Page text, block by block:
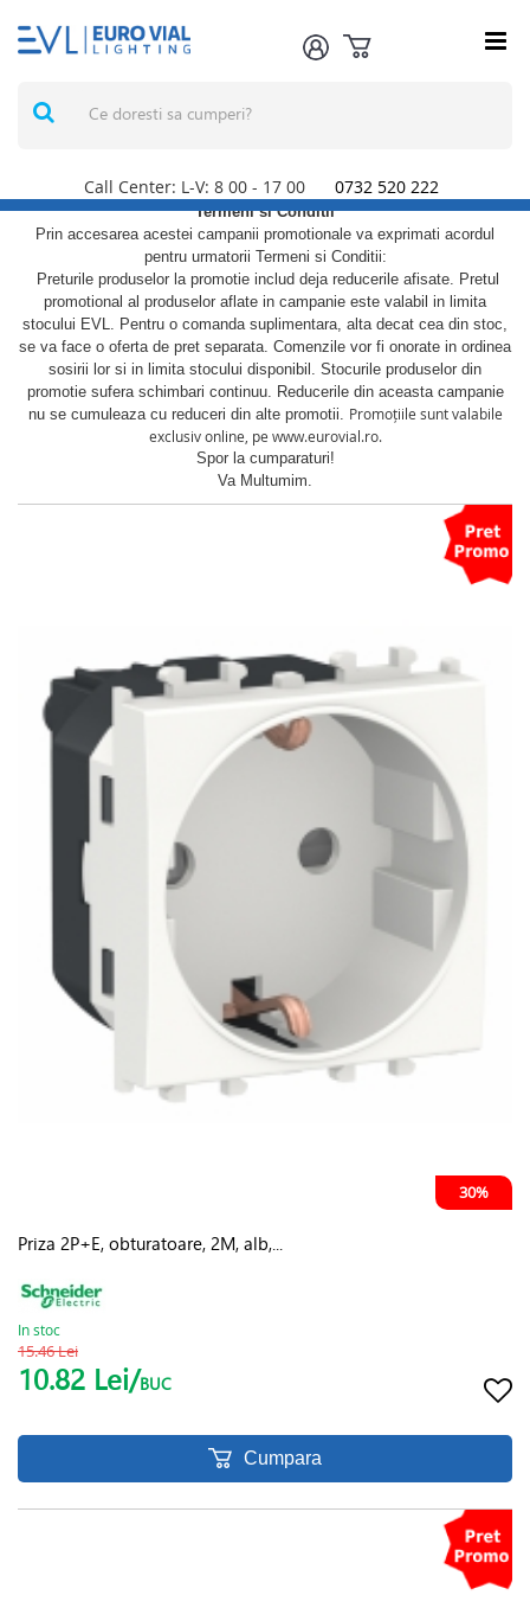
Call Center: L-V: 8 00 - 17 00 0732 520 222
Termeni si Conditii
Prin accesarea acestei campanii promotionale va exprimati acordul
pentru urmatorii Termeni si Conditii:
Preturile produselor la promotie includ deja reducerile afisate. Pretul
promotional al produselor aflate in campanie este valabil in limita
stocului EVL. Pentru o comanda suplimentara, alta decat cea din stoc,
se va face o oferta de pret separata. Comenzile vor fi onorate in ordinea
sosirii lor si in limita stocului disponibil. Stocurile produselor din
promotie sufera schimbari continuu. Reducerile din aceasta campanie
nu se cumuleaza cu reduceri din alte promotii. Promoțiile sunt valabile
exclusiv online, pe www.eurovial.ro.
Spor la cumparaturi!
Va Multumim.
30%
Priza 2P+E, obturatoare, 2M, alb,...
In stoc
15.46 Lei
10.82 Lei/BUC
Cumpara